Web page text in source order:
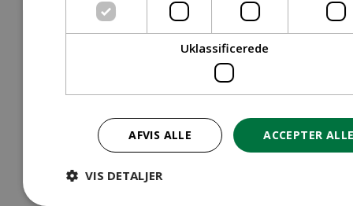
Tilbehør Rengøringsmaskiner
Tilbehør Robotplæneklipper
Tilbehør Walk Behind
Reservedele Løvblæsere
Reservedele Motorsave
Reservedele Plæneklippere
Uklassificerede
ACCEPTER
AFVIS ALLE
VIS DETALJER